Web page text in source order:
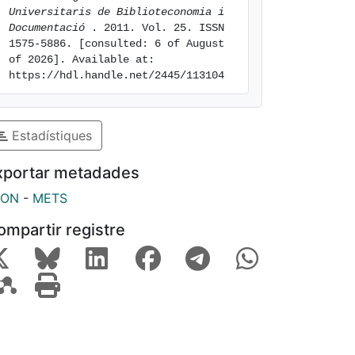
Universitaris de Biblioteconomia i
Documentació
. 2011. Vol. 25. ISSN
1575-5886. [consulted: 6 of August
of 2026]. Available at:
https://hdl.handle.net/2445/113104
Estadístiques
metadades
- METS
registre